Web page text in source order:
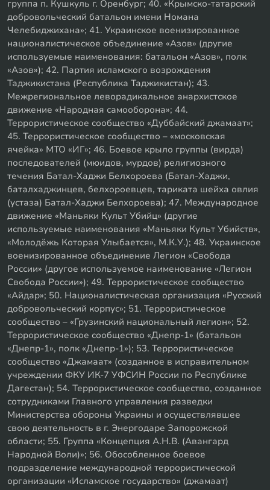
группа п. Кушкуль г. Оренбург; 40. «Крымско-татарский
добровольческий батальон имени Номана
Челебиджихана»; 41. Украинское военизированное
националистическое объединение «Азов» (другие
используемые наименования: батальон «Азов», полк
«Азов»); 42. Партия исламского возрождения
Таджикистана (Республика Таджикистан); 43.
Межрегиональное леворадикальное анархистское
движение «Народная самооборона»; 44.
Террористическое сообщество «Дуббайский джамаат»;
45. Террористическое сообщество – «московская
ячейка» МТО «ИГ»; 46. Боевое крыло группы (вирда)
последователей (мюидов, мурдов) религиозного
течения Батал-Хаджи Белхороева (Батал-Хаджи,
баталхаджинцев, белхороевцев, тариката шейха овлия
(устаза) Батал-Хаджи Белхороева); 47. Международное
движение «Маньяки Культ Убийц» (другие
используемые наименования «Маньяки Культ Убийств»,
«Молодёжь Которая Улыбается», М.К.У.); 48. Украинское
военизированное объединение Легион «Свобода
России» (другое используемое наименование «Легион
Свобода России»); 49. Террористическое сообщество
«Айдар»; 50. Националистическая организация «Русский
добровольческий корпус»; 51. Террористическое
сообщество – «Грузинский национальный легион»; 52.
Террористическое сообщество «Днепр-1» (батальон
«Днепр-1», полк «Днепр-1»); 53. Террористическое
сообщество «Джамаат» (созданное в исправительном
учреждении ФКУ ИК-7 УФСИН России по Республике
Дагестан); 54. Террористическое сообщество, созданное
сотрудниками Главного управления разведки
Министерства обороны Украины и осуществлявшее
свою деятельность в г. Энергодаре Запорожской
области; 55. Группа «Концепция А.Н.В. (Авангард
Народной Воли)»; 56. Обособленное боевое
подразделение международной террористической
организации «Исламское государство» (джамаат)